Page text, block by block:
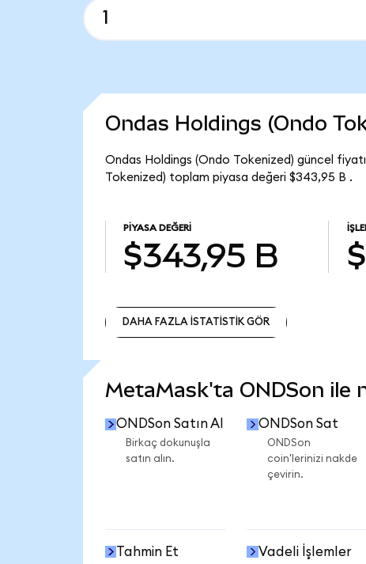
Ondas Holdings (Ondo
Ondas Holdings (Ondo Tokenized) güncel
Tokenized) toplam piyasa değeri $343,95 B .
PIYASA DEĞERI
$343,95 B
DAHA FAZLA İSTATİSTİK GÖR
MetaMask'ta ONDSon ile
ONDSon Satın Al
Birkaç dokunuşla
satın alın.
ONDSon Sat
ONDSon
coin'lerinizi nakde
çevirin.
Tahmin Et Vadeli İşlemler